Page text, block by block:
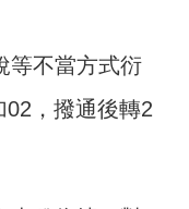
等不當方式衍
，撥通後轉2